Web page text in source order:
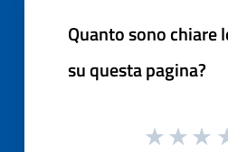
Quanto sono chiare
su questa pagina?